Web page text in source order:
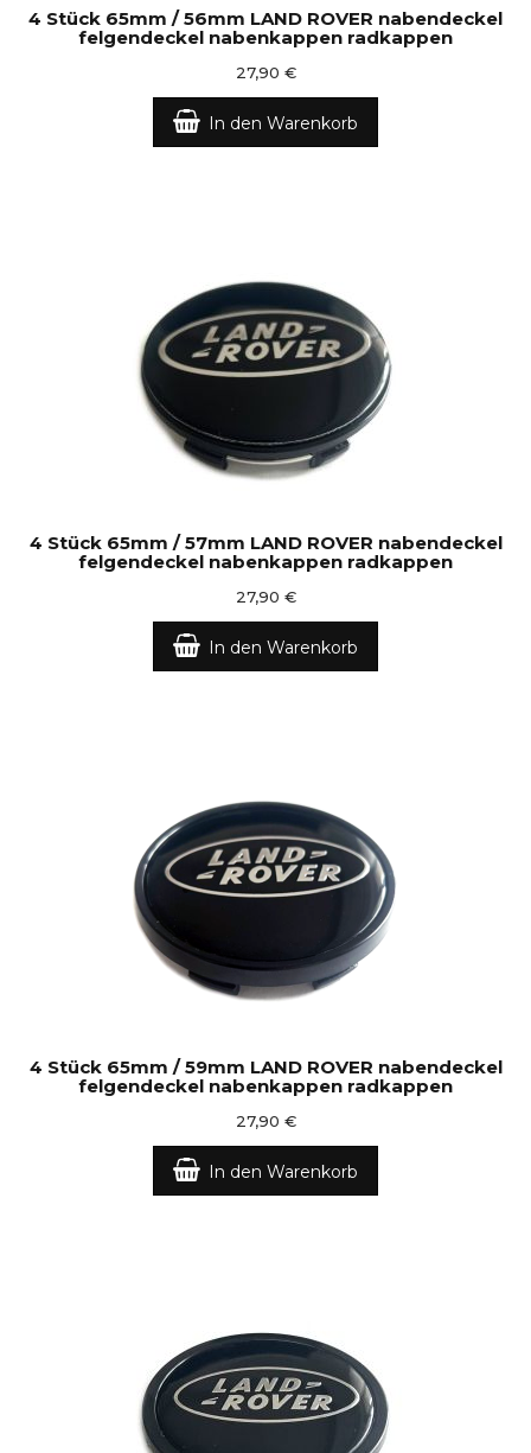
4 Stück 65mm / 56mm LAND ROVER nabendeckel
felgendeckel nabenkappen radkappen
27,90 €
In den Warenkorb
4 Stück 65mm / 57mm LAND ROVER nabendeckel
felgendeckel nabenkappen radkappen
27,90 €
In den Warenkorb
4 Stück 65mm / 59mm LAND ROVER nabendeckel
felgendeckel nabenkappen radkappen
27,90 €
In den Warenkorb